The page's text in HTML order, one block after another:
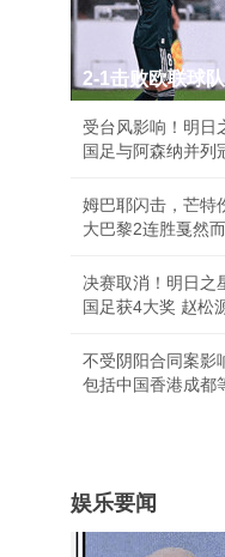
2-1击败欧联球
受台风影响！明日
国足与阿森纳并列
姆巴耶闪击，芒特
大巴黎2连胜戛然
决赛取消！明日之
国足获4大奖 赵松
不受阴阳合同案影
包括中国香港成都
娱乐要闻